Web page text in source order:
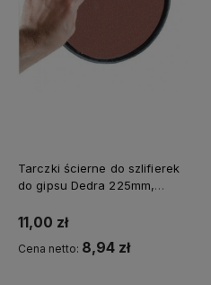
Tarczki ścierne do szlifierek
do gipsu Dedra 225mm,
11,00 zł
Cena netto: 8,94 zł